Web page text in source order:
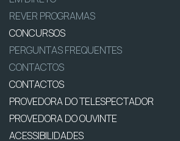
REVER PROGRAMAS
CONCURSOS
PERGUNTAS FREQUENTES
CONTACTOS
CONTACTOS
PROVEDORA DO TELESPECTADOR
PROVEDORA DO OUVINTE
ACESSIBILIDADES